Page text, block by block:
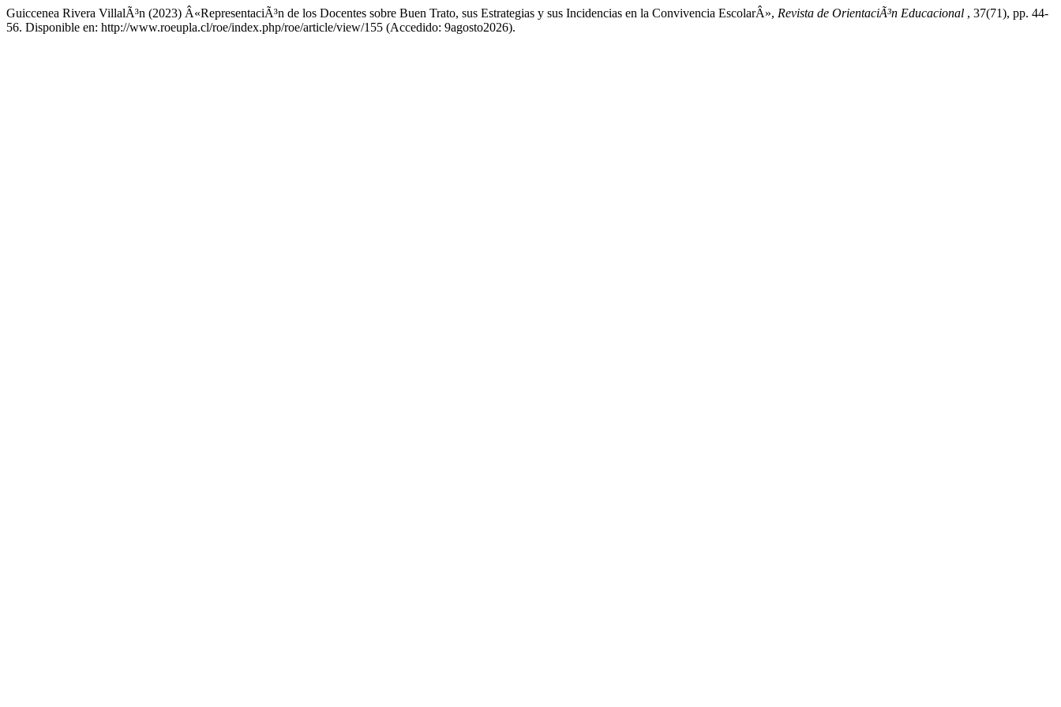
Guiccenea Rivera VillalÃ³n (2023) Â«RepresentaciÃ³n de los Docentes sobre Buen Trato, sus Estrategias y sus Incidencias en la Convivencia EscolarÂ», Revista de OrientaciÃ³n Educacional , 37(71), pp. 44-
56. Disponible en: http://www.roeupla.cl/roe/index.php/roe/article/view/155 (Accedido: 9agosto2026).